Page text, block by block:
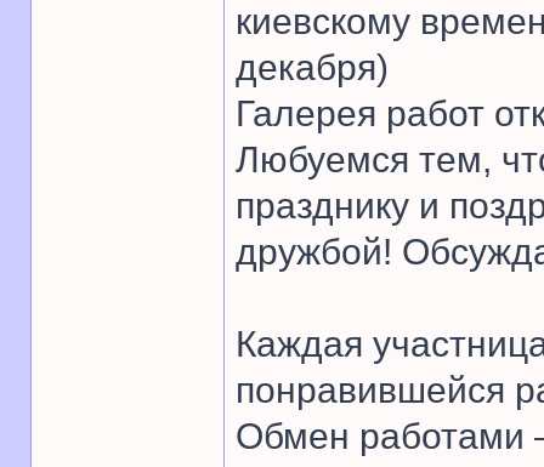
киевскому
декабря)
Галерея работ
Любуемся тем,
празднику и
дружбой!
Каждая
понравившейся
Обмен работами